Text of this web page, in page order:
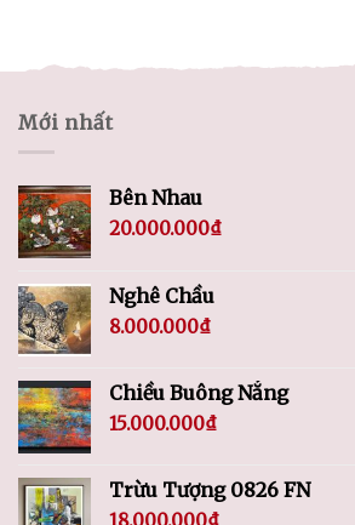
Mới nhất
Bên Nhau
20.000.000₫
Nghê Chầu
8.000.000₫
Chiều Buông Nắng
15.000.000₫
Trừu Tượng 0826 FN